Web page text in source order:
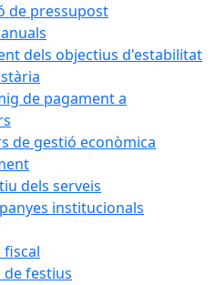
de pressupost
dels objectius d'estabilitat
de pagament a
de gestió econòmica
dels serveis
institucionals
fiscal
de festius